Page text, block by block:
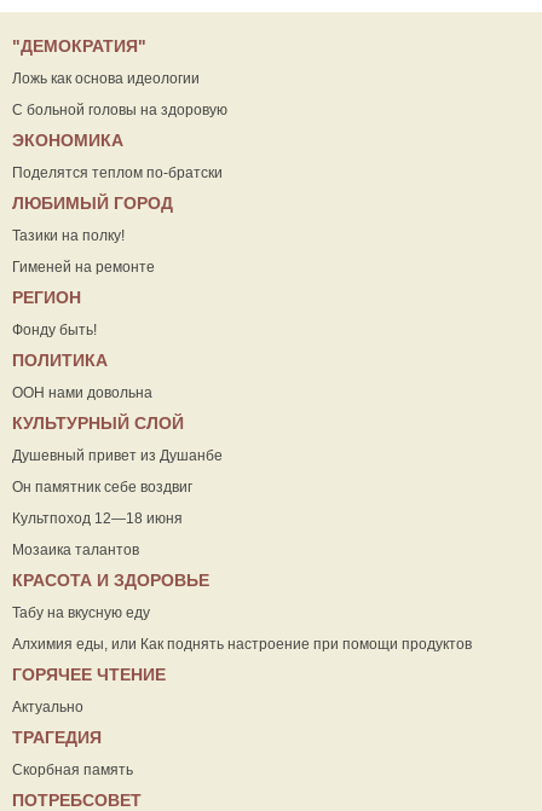
"ДЕМОКРАТИЯ"
Ложь как основа идеологии
С больной головы на здоровую
ЭКОНОМИКА
Поделятся теплом по-братски
ЛЮБИМЫЙ ГОРОД
Тазики на полку!
Гименей на ремонте
РЕГИОН
Фонду быть!
ПОЛИТИКА
ООН нами довольна
КУЛЬТУРНЫЙ СЛОЙ
Душевный привет из Душанбе
Он памятник себе воздвиг
Культпоход 12—18 июня
Мозаика талантов
КРАСОТА И ЗДОРОВЬЕ
Табу на вкусную еду
Алхимия еды, или Как поднять настроение при помощи продуктов
ГОРЯЧЕЕ ЧТЕНИЕ
Актуально
ТРАГЕДИЯ
Скорбная память
ПОТРЕБСОВЕТ